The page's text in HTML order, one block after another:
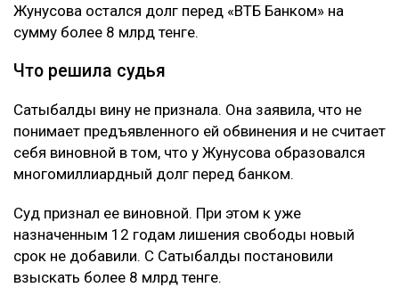
Жунусова остался долг перед «ВТБ Банком» на
сумму более 8 млрд тенге.
Что решила судья
Сатыбалды вину не признала. Она заявила, что не
понимает предъявленного ей обвинения и не считает
себя виновной в том, что у Жунусова образовался
многомиллиардный долг перед банком.
Суд признал ее виновной. При этом к уже
назначенным 12 годам лишения свободы новый
срок не добавили. С Сатыбалды постановили
взыскать более 8 млрд тенге.